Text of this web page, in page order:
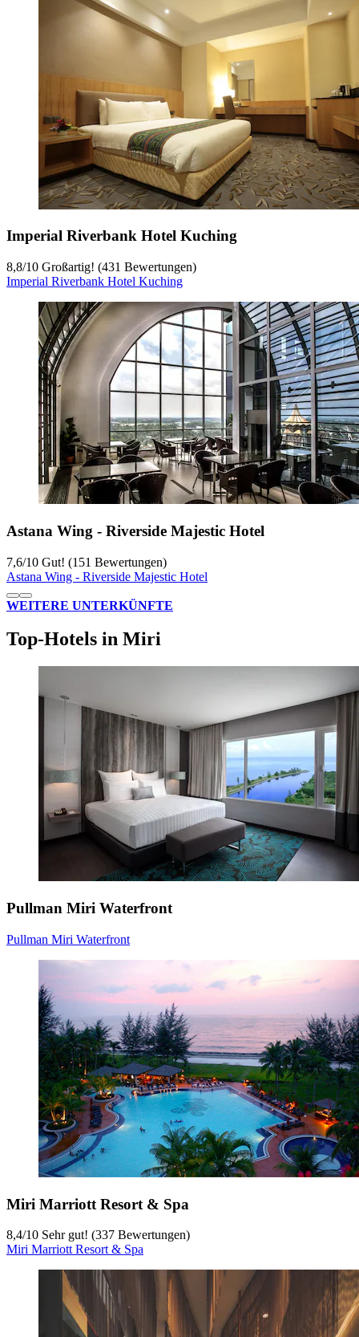
Imperial Riverbank Hotel Kuching
8,8/10 Großartig! (431 Bewertungen)
Imperial Riverbank Hotel Kuching
Astana Wing - Riverside Majestic Hotel
7,6/10 Gut! (151 Bewertungen)
Astana Wing - Riverside Majestic Hotel
WEITERE UNTERKÜNFTE
Top-Hotels in Miri
Pullman Miri Waterfront
Pullman Miri Waterfront
Miri Marriott Resort & Spa
8,4/10 Sehr gut! (337 Bewertungen)
Miri Marriott Resort & Spa